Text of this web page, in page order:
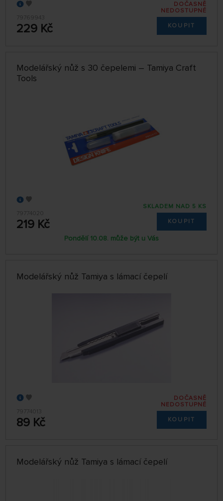
79769943
229 Kč
DOČASNĚ
NEDOSTUPNÉ
KOUPIT
Modelářský nůž s 30 čepelemi – Tamiya Craft
Tools
79774020
219 Kč
SKLADEM NAD 5 KS
KOUPIT
Pondělí 10.08. může být u Vás
Modelářský nůž Tamiya s lámací čepelí
79774013
89 Kč
DOČASNĚ
NEDOSTUPNÉ
KOUPIT
Modelářský nůž Tamiya s lámací čepelí